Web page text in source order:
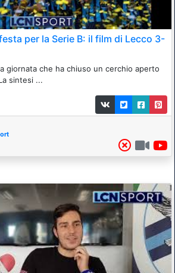
per la Serie B: il film di Lecco 3-
giornata che ha chiuso un cerchio aperto
sintesi ...